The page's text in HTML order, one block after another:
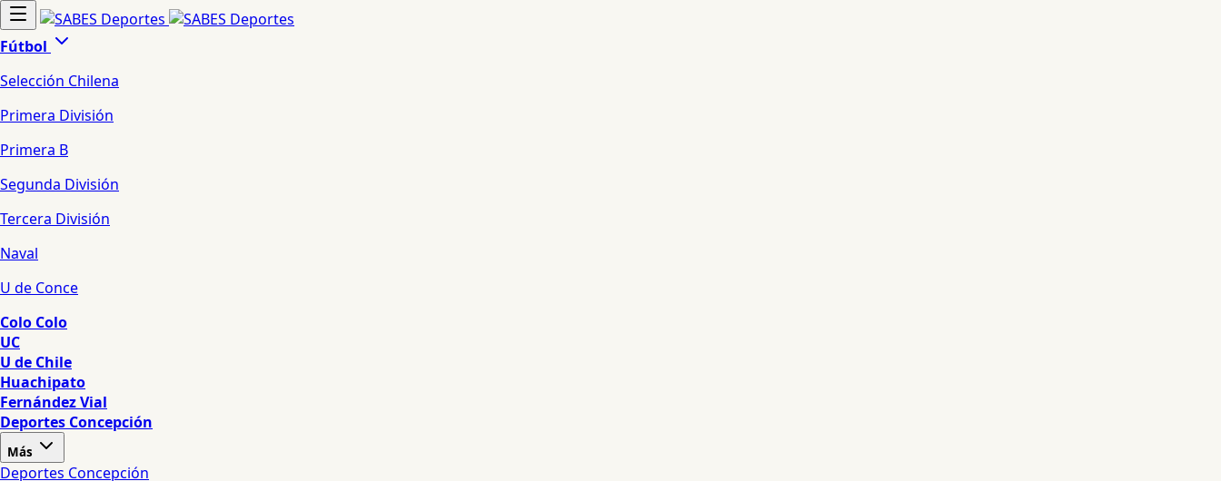
Fútbol
Selección Chilena
Primera División
Primera B
Segunda División
Tercera División
Naval
U de Conce
Colo Colo
UC
U de Chile
Huachipato
Fernández Vial
Deportes Concepción
Más
Deportes Concepción